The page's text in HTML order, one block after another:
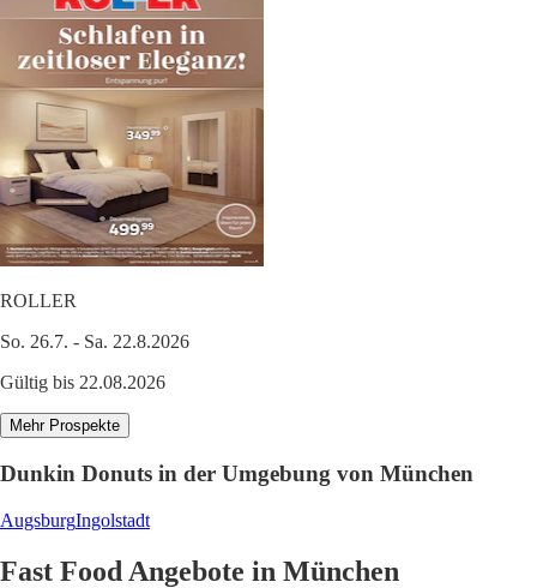
ROLLER
So. 26.7. - Sa. 22.8.2026
Gültig bis 22.08.2026
Mehr Prospekte
Dunkin Donuts in der Umgebung von München
AugsburgIngolstadt
Fast Food Angebote in München